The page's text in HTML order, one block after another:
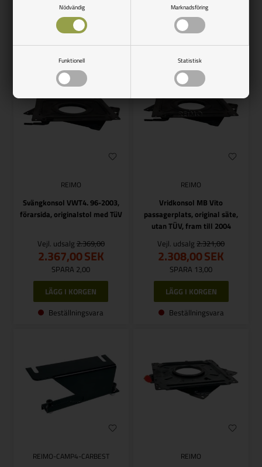
Nödvändig Marknadsföring
Funktionell Statistisk
REIMO
Svängkonsol VWT4. 96-2003,
förarsida, originalstol med TüV
Vejl. udsalg 2.369,00
2.367,00SEK
SPARA 2,00
Beställningsvara
REIMO
Vridkonsol MB Vito
passagerplats, original säte,
utan TÜV, fram till 2004
Vejl. udsalg2.321,00
2.308,00SEK
SPARA 13,00
Beställningsvara
REIMO-CAMP4-CARBEST REIMO